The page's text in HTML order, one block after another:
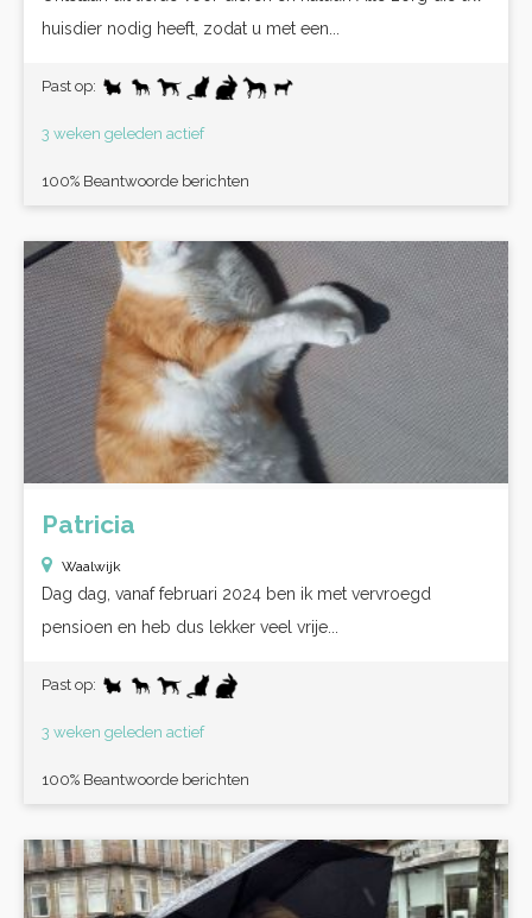
huisdier nodig heeft, zodat u met een...
Past op:
3 weken geleden actief
100% Beantwoorde berichten
Patricia
Waalwijk
Dag dag, vanaf februari 2024 ben ik met vervroegd
pensioen en heb dus lekker veel vrije...
Past op:
3 weken geleden actief
100% Beantwoorde berichten